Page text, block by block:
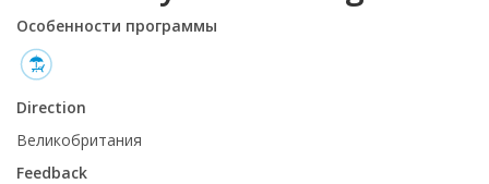
Особенности программы
Direction
Великобритания
Feedback